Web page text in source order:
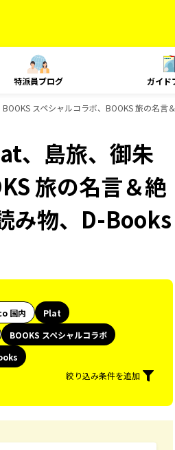
特派員ブログ ガイド
スペシャルコラボ、BOOKS 旅の名
、島旅、御朱
旅の名言＆絶
み物、D-Books
国内
Plat
BOOKS スペシャルコラボ
絞り込み条件を追加